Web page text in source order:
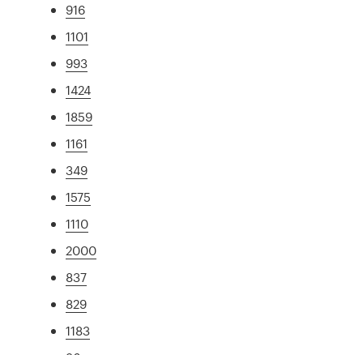
916
1101
993
1424
1859
1161
349
1575
1110
2000
837
829
1183